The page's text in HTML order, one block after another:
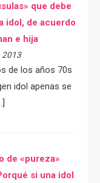
que debe
idol, de acuerdo
e hija
2013
de los años 70s
idol apenas se
de «pureza»
si una idol